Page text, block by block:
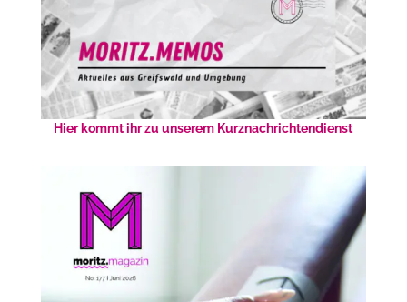
Hier kommt ihr zu unserem Kurznachrichtendienst